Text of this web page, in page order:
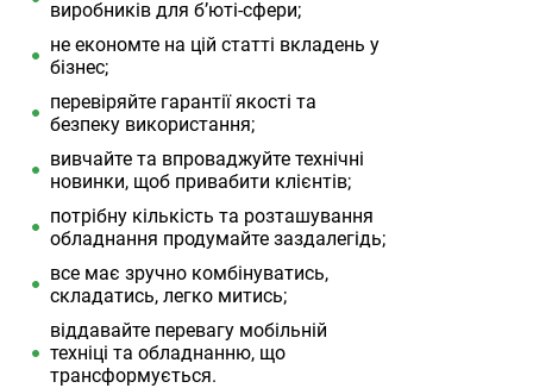
виробників для б’юті-сфери;
не економте на цій статті вкладень у
бізнес;
перевіряйте гарантії якості та
безпеку використання;
вивчайте та впроваджуйте технічні
новинки, щоб привабити клієнтів;
потрібну кількість та розташування
обладнання продумайте заздалегідь;
все має зручно комбінуватись,
складатись, легко митись;
віддавайте перевагу мобільній
техніці та обладнанню, що
трансформується.